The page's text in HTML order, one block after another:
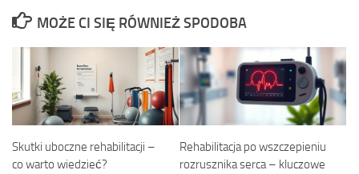
MOŻE CI SIĘ RÓWNIEŻ SPODOBA
Skutki uboczne rehabilitacji –
co warto wiedzieć?
Rehabilitacja po wszczepieniu
rozrusznika serca – kluczowe